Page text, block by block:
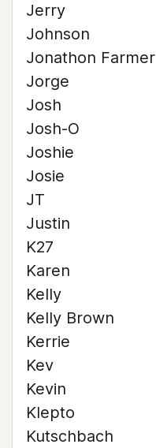
Jerry
Johnson
Jonathon Farmer
Jorge
Josh
Josh-O
Joshie
Josie
JT
Justin
K27
Karen
Kelly
Kelly Brown
Kerrie
Kev
Kevin
Klepto
Kutschbach